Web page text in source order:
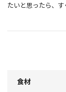
たいと思ったら、す
食材